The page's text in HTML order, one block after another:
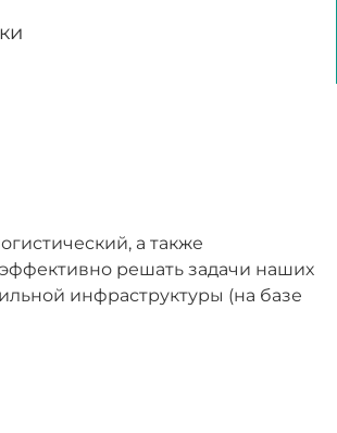
а также
решать задачи наших
инфраструктуры (на базе